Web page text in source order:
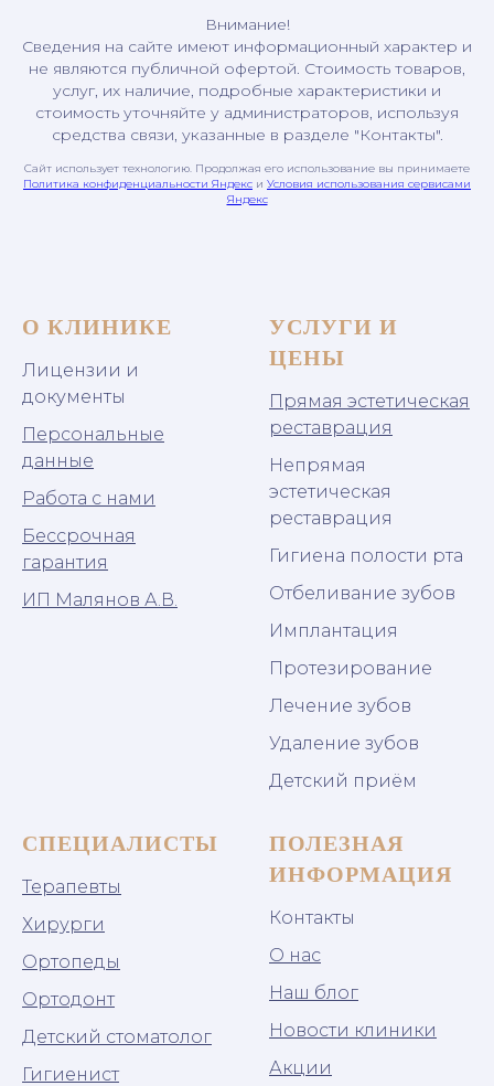
Внимание!
Сведения на сайте имеют информационный характер и
не являются публичной офертой. Стоимость товаров,
услуг, их наличие, подробные характеристики и
стоимость уточняйте у администраторов, используя
средства связи, указанные в разделе "Контакты".
Сайт использует технологию. Продолжая его использование вы принимаете
Политика конфиденциальности Яндекс и Условия использования сервисами
Яндекс
О КЛИНИКЕ
Лицензии и
документы
Персональные
данные
Работа с нами
Бессрочная
гарантия
ИП Малянов А.В.
УСЛУГИ И
ЦЕНЫ
Прямая эстетическая
реставрация
Непрямая
эстетическая
реставрация
Гигиена полости рта
Отбеливание зубов
Имплантация
Протезирование
Лечение зубов
Удаление зубов
Детский приём
СПЕЦИАЛИСТЫ
Терапевты
Хирурги
Ортопеды
Ортодонт
Детский стоматолог
Гигиенист
ПОЛЕЗНАЯ
ИНФОРМАЦИЯ
Контакты
О нас
Наш блог
Новости клиники
Акции